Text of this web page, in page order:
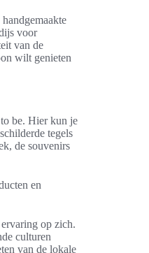
voor
van de
wilt genieten
be. Hier kun je
tegels
de souvenirs
en
op zich.
culturen
van de lokale